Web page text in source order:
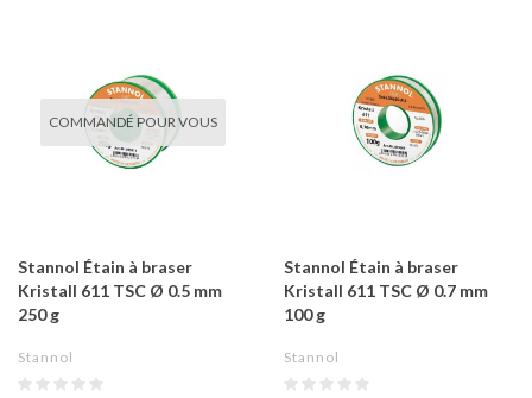
COMMANDÉ POUR VOUS
Stannol Étain à braser
Kristall 611 TSC Ø 0.5 mm
250 g
Stannol
Stannol Étain à braser
Kristall 611 TSC Ø 0.7 mm
100 g
Stannol